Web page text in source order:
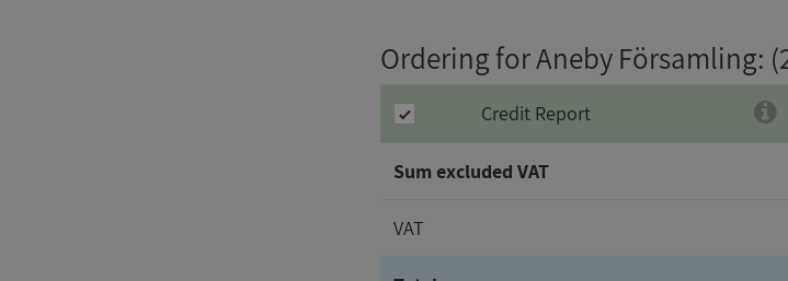
Ordering for Aneby Församling:
Credit Report
Sum excluded VAT
VAT